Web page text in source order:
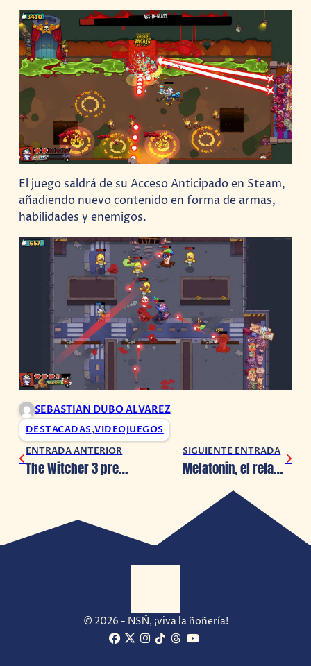
El juego saldrá de su Acceso Anticipado en Steam,
añadiendo nuevo contenido en forma de armas,
habilidades y enemigos.
SEBASTIAN DUBO ALVAREZ
DESTACADAS,VIDEOJUEGOS
ENTRADA ANTERIOR
The Witcher 3 prepara su salto generacional esta semana
SIGUIENTE ENTRADA
Melatonin, el relajante juego de ritmo, llegará pronto a Steam
© 2026 - NSÑ, ¡viva la ñoñería!